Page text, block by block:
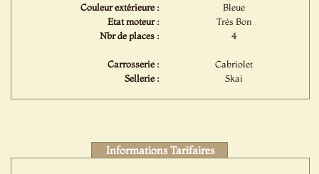
Couleur extérieure :
Bleue
Etat moteur :
Très Bon
Nbr de places :
4
Carrosserie :
Cabriolet
Sellerie :
Skai
Informations Tarifaires